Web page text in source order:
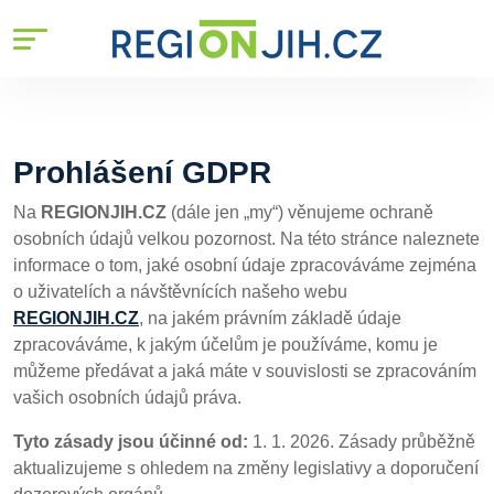
Prohlášení GDPR
Na REGIONJIH.CZ (dále jen „my“) věnujeme ochraně
osobních údajů velkou pozornost. Na této stránce naleznete
informace o tom, jaké osobní údaje zpracováváme zejména
o uživatelích a návštěvnících našeho webu
REGIONJIH.CZ, na jakém právním základě údaje
zpracováváme, k jakým účelům je používáme, komu je
můžeme předávat a jaká máte v souvislosti se zpracováním
vašich osobních údajů práva.
Tyto zásady jsou účinné od: 1. 1. 2026. Zásady průběžně
aktualizujeme s ohledem na změny legislativy a doporučení